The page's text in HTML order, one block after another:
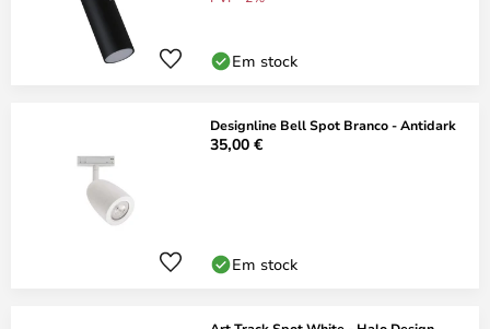
Em stock
Designline Bell Spot Branco - Antidark
35,00 €
Em stock